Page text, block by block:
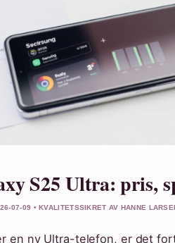
S25 Ultra: pris,
07-09 • KVALITETSSIKRET AV HANNE
en ny Ultra-telefon, er det